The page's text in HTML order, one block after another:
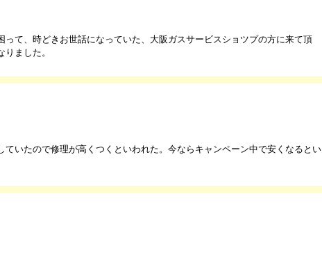
って、時どきお世話になっていた、大阪ガスサービスショツプの方に来て頂
ました。
ていたので修理が高くつくといわれた。今ならキャンペーン中で安くなるとい